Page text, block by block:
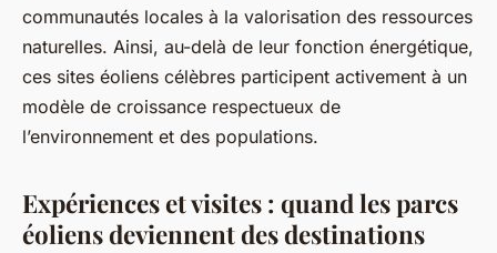
communautés locales à la valorisation des ressources
naturelles. Ainsi, au-delà de leur fonction énergétique,
ces sites éoliens célèbres participent activement à un
modèle de croissance respectueux de
l’environnement et des populations.
Expériences et visites : quand les parcs
éoliens deviennent des destinations